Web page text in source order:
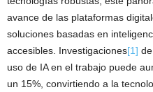
avance de las plataformas
soluciones basadas en
accesibles. Investigaciones[1]
uso de IA en el trabajo puede
un 15%, convirtiendo a la